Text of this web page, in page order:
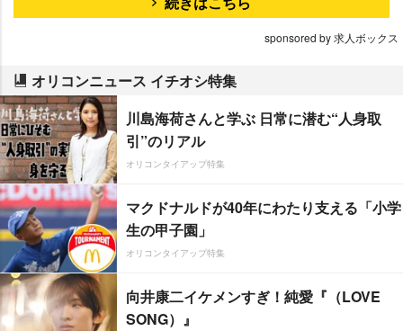
sponsored by 求人ボックス
オリコンニュース イチオシ特集
川島海荷さんと学ぶ 日常に潜む“人身取
引”のリアル
オリコンタイアップ特集
マクドナルドが40年にわたり支える「小学
生の甲子園」
オリコンタイアップ特集
向井康二イケメンすぎ！純愛『（LOVE
SONG）』